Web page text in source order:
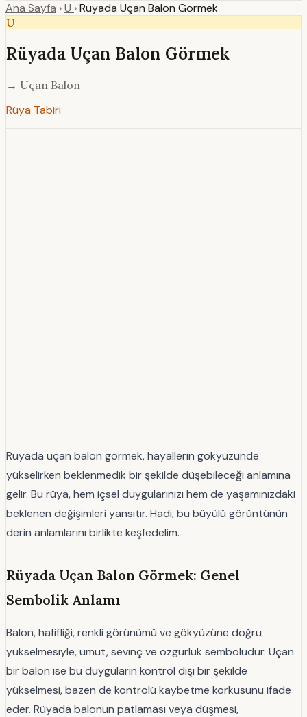
Ana Sayfa ›U ›Rüyada Uçan Balon Görmek
U
Rüyada Uçan Balon Görmek
→ Uçan Balon
Rüya Tabiri
Rüyada uçan balon görmek, hayallerin gökyüzünde
yükselirken beklenmedik bir şekilde düşebileceği anlamına
gelir. Bu rüya, hem içsel duygularınızı hem de yaşamınızdaki
beklenen değişimleri yansıtır. Hadi, bu büyülü görüntünün
derin anlamlarını birlikte keşfedelim.
Rüyada Uçan Balon Görmek: Genel
Sembolik Anlamı
Balon, hafifliği, renkli görünümü ve gökyüzüne doğru
yükselmesiyle, umut, sevinç ve özgürlük sembolüdür. Uçan
bir balon ise bu duyguların kontrol dışı bir şekilde
yükselmesi, bazen de kontrolü kaybetme korkusunu ifade
eder. Rüyada balonun patlaması veya düşmesi,